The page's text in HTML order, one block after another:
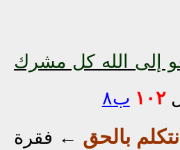
إلى اللهكل مشرك
١٠٢ ب٨
← فقرة